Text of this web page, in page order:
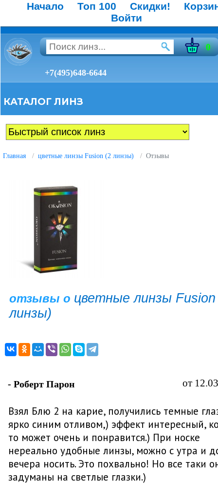
Начало Топ 100 Скидки!
Войти
0
+7(495)648-6644
КАТАЛОГ ЛИНЗ
Главная цветные линзы Fusion (2 линзы) Отзывы
отзывы о цветные линзы Fusion
линзы)
- Роберт Парон от
Взял Блю 2 на карие, получились темные
ярко синим отливом,) эффект интересный,
то может очень и понравится.) При носке
нереально удобные линзы, можно с утра и
вечера носить. Это похвально! Но все таки
задуманы на светлые глазки.)